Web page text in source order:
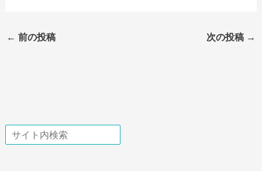
検索
← 前の投稿 次の投稿 →